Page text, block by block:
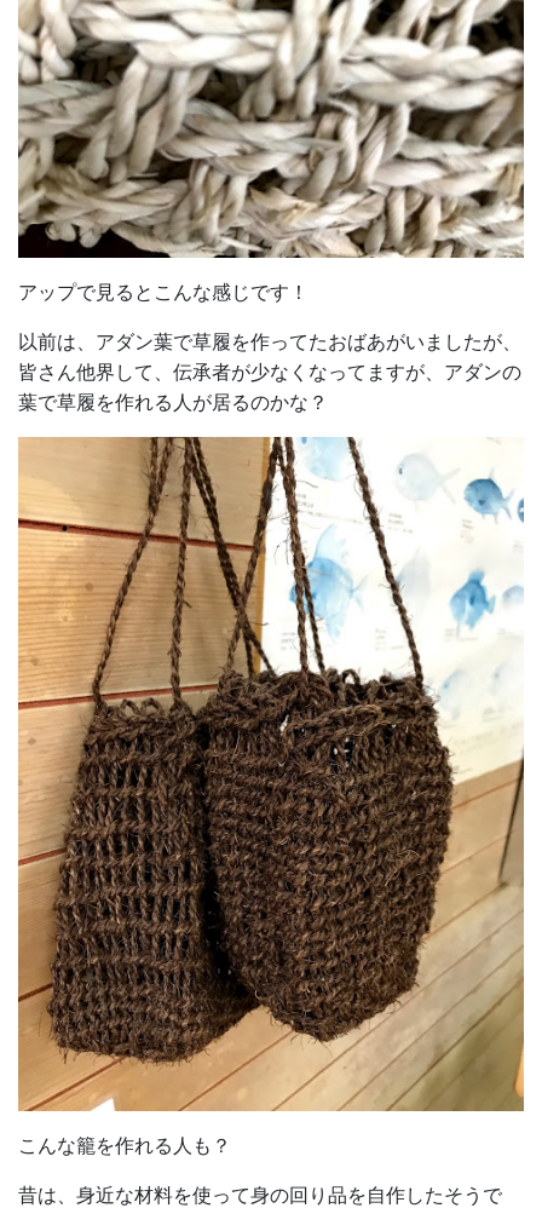
アップで見るとこんな感じです！
以前は、アダン葉で草履を作ってたおばあがいましたが、
皆さん他界して、伝承者が少なくなってますが、アダンの
葉で草履を作れる人が居るのかな？
こんな籠を作れる人も？
昔は、身近な材料を使って身の回り品を自作したそうで